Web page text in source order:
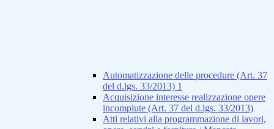
Automatizzazione delle procedure (Art. 37
del d.lgs. 33/2013) 1
Acquisizione interesse realizzazione opere
incompiute (Art. 37 del d.lgs. 33/2013)
Atti relativi alla programmazione di lavori,